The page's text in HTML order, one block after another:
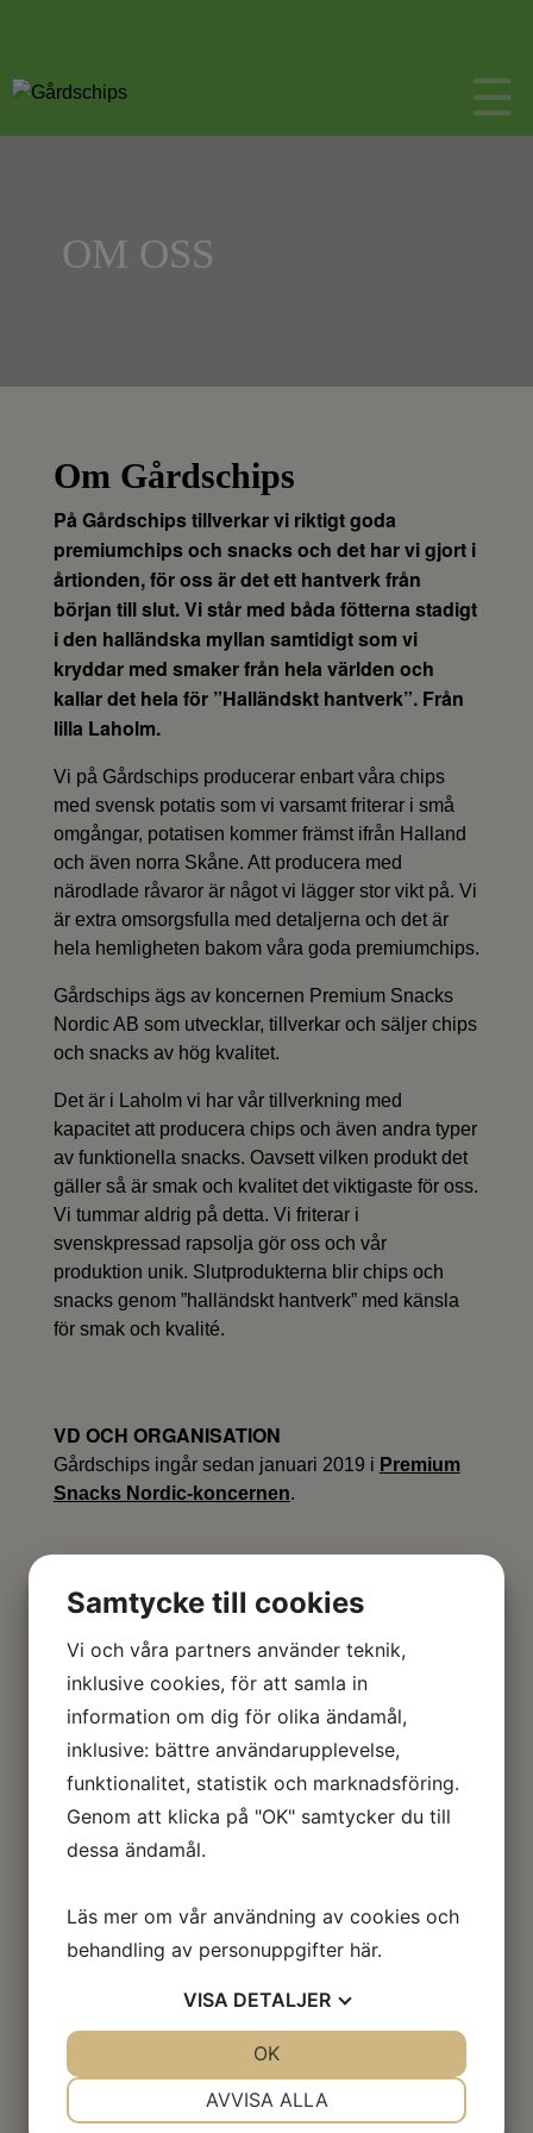
OM OSS
Om Gårdschips
På Gårdschips tillverkar vi riktigt goda
premiumchips och snacks och det har vi gjort i
årtionden, för oss är det ett hantverk från
början till slut. Vi står med båda fötterna stadigt
i den halländska myllan samtidigt som vi
kryddar med smaker från hela världen och
kallar det hela för ”Halländskt hantverk”. Från
lilla Laholm.
Vi på Gårdschips producerar enbart våra chips
med svensk potatis som vi varsamt friterar i små
omgångar, potatisen kommer främst ifrån Halland
och även norra Skåne. Att producera med
närodlade råvaror är något vi lägger stor vikt på. Vi
är extra omsorgsfulla med detaljerna och det är
hela hemligheten bakom våra goda premiumchips.
Gårdschips ägs av koncernen Premium Snacks
Nordic AB som utvecklar, tillverkar och säljer chips
och snacks av hög kvalitet.
Det är i Laholm vi har vår tillverkning med
kapacitet att producera chips och även andra typer
av funktionella snacks. Oavsett vilken produkt det
gäller så är smak och kvalitet det viktigaste för oss.
Vi tummar aldrig på detta. Vi friterar i
svenskpressad rapsolja gör oss och vår
produktion unik. Slutprodukterna blir chips och
snacks genom ”halländskt hantverk” med känsla
för smak och kvalité.
VD OCH ORGANISATION
Gårdschips ingår sedan januari 2019 i Premium
Snacks Nordic-koncernen.
Vår historia

Snacks Nordic AB. Ny
produktionsanläggning i Laholm
 2019
Samtycke till cookies
Vi och våra partners använder teknik,
inklusive cookies, för att samla in
information om dig för olika ändamål,
inklusive: bättre användarupplevelse,
funktionalitet, statistik och marknadsföring.
Genom att klicka på "OK" samtycker du till
dessa ändamål.
Läs mer om vår användning av cookies och
behandling av personuppgifter här.
VISA DETALJER
AVVISA ALLA
OK